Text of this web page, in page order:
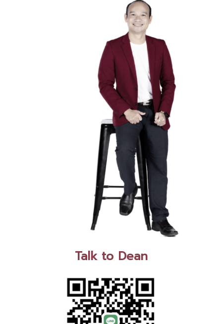
Talk to Dean